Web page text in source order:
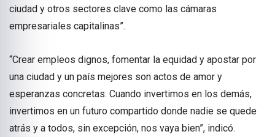
ciudad y otros sectores clave como las cámaras
empresariales capitalinas”.
“Crear empleos dignos, fomentar la equidad y apostar por
una ciudad y un país mejores son actos de amor y
esperanzas concretas. Cuando invertimos en los demás,
invertimos en un futuro compartido donde nadie se quede
atrás y a todos, sin excepción, nos vaya bien”, indicó.